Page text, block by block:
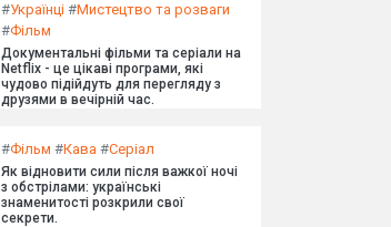
#Українці #Мистецтво та розваги
#Фільм
Документальні фільми та серіали на
Netflix - це цікаві програми, які
чудово підійдуть для перегляду з
друзями в вечірній час.
#Фільм #Кава #Серіал
Як відновити сили після важкої ночі
з обстрілами: українські
знаменитості розкрили свої
секрети.